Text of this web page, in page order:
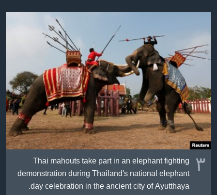
٣ Thai mahouts take part in an elephant fighting
demonstration during Thailand's national elephant
day celebration in the ancient city of Ayutthaya.